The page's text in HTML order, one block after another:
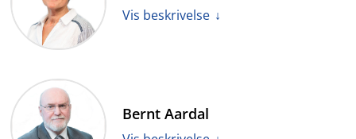
Strømmen representerer Miljøpartiet De Grønne i
utvalget.
Vis beskrivelse
Tørresdal er rektor og tidligere stortingsrepresentant.
Hun var medlem av utvalget som la frem NOU 2010:8
Med forskertrang og lekelyst. Tørresdal representerer
Bernt Aardal